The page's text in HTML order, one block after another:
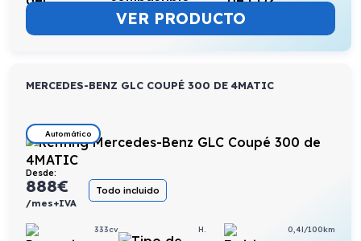
VER PRODUCTO
MERCEDES-BENZ GLC COUPÉ 300 DE 4MATIC
Automático
Desde:
888€
/mes+IVA
Todo incluido
333cv
H.
0,4l/100km